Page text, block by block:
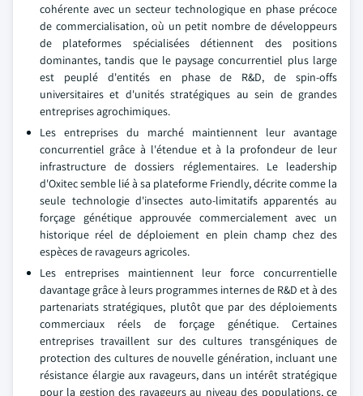
cohérente avec un secteur technologique en phase précoce
de commercialisation, où un petit nombre de développeurs
de plateformes spécialisées détiennent des positions
dominantes, tandis que le paysage concurrentiel plus large
est peuplé d'entités en phase de R&D, de spin-offs
universitaires et d'unités stratégiques au sein de grandes
entreprises agrochimiques.
Les entreprises du marché maintiennent leur avantage
concurrentiel grâce à l'étendue et à la profondeur de leur
infrastructure de dossiers réglementaires. Le leadership
d'Oxitec semble lié à sa plateforme Friendly, décrite comme la
seule technologie d'insectes auto-limitatifs apparentés au
forçage génétique approuvée commercialement avec un
historique réel de déploiement en plein champ chez des
espèces de ravageurs agricoles.
Les entreprises maintiennent leur force concurrentielle
davantage grâce à leurs programmes internes de R&D et à des
partenariats stratégiques, plutôt que par des déploiements
commerciaux réels de forçage génétique. Certaines
entreprises travaillent sur des cultures transgéniques de
protection des cultures de nouvelle génération, incluant une
résistance élargie aux ravageurs, dans un intérêt stratégique
pour la gestion des ravageurs au niveau des populations, ce